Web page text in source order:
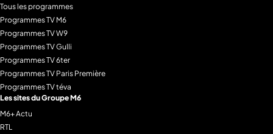
Tous les programmes
Programmes TV M6
Programmes TV W9
Programmes TV Gulli
Programmes TV 6ter
Programmes TV Paris Première
Programmes TV téva
Les sites du Groupe M6
M6+ Actu
RTL